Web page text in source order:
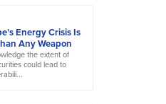
Energy Crisis Is
Any Weapon
the extent of
could lead to